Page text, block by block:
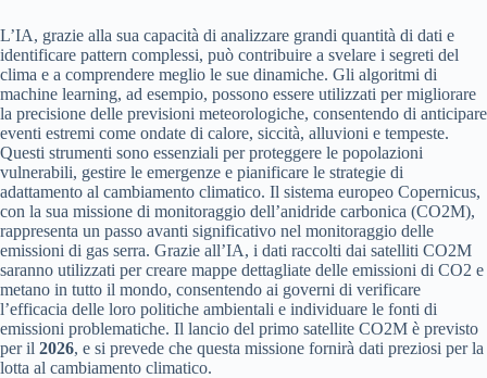
L’IA, grazie alla sua capacità di analizzare grandi quantità di dati e
identificare pattern complessi, può contribuire a svelare i segreti del
clima e a comprendere meglio le sue dinamiche. Gli algoritmi di
machine learning, ad esempio, possono essere utilizzati per migliorare
la precisione delle previsioni meteorologiche, consentendo di anticipare
eventi estremi come ondate di calore, siccità, alluvioni e tempeste.
Questi strumenti sono essenziali per proteggere le popolazioni
vulnerabili, gestire le emergenze e pianificare le strategie di
adattamento al cambiamento climatico. Il sistema europeo Copernicus,
con la sua missione di monitoraggio dell’anidride carbonica (CO2M),
rappresenta un passo avanti significativo nel monitoraggio delle
emissioni di gas serra. Grazie all’IA, i dati raccolti dai satelliti CO2M
saranno utilizzati per creare mappe dettagliate delle emissioni di CO2 e
metano in tutto il mondo, consentendo ai governi di verificare
l’efficacia delle loro politiche ambientali e individuare le fonti di
emissioni problematiche. Il lancio del primo satellite CO2M è previsto
per il 2026, e si prevede che questa missione fornirà dati preziosi per la
lotta al cambiamento climatico.